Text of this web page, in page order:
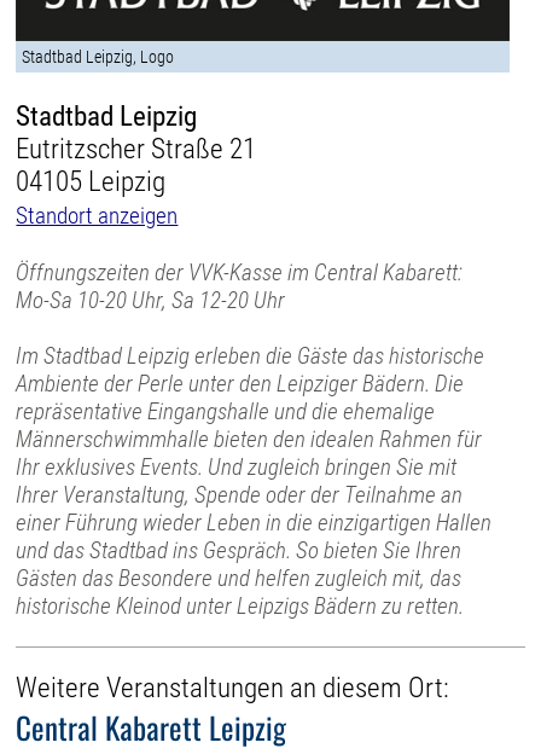
Stadtbad Leipzig, Logo
Stadtbad Leipzig
Eutritzscher Straße 21
04105 Leipzig
Standort anzeigen
Öffnungszeiten der VVK-Kasse im Central Kabarett:
Mo-Sa 10-20 Uhr, Sa 12-20 Uhr
Im Stadtbad Leipzig erleben die Gäste das historische
Ambiente der Perle unter den Leipziger Bädern. Die
repräsentative Eingangshalle und die ehemalige
Männerschwimmhalle bieten den idealen Rahmen für
Ihr exklusives Events. Und zugleich bringen Sie mit
Ihrer Veranstaltung, Spende oder der Teilnahme an
einer Führung wieder Leben in die einzigartigen Hallen
und das Stadtbad ins Gespräch. So bieten Sie Ihren
Gästen das Besondere und helfen zugleich mit, das
historische Kleinod unter Leipzigs Bädern zu retten.
Weitere Veranstaltungen an diesem Ort:
Central Kabarett Leipzig